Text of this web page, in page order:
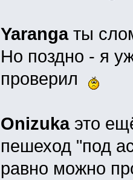
Yarangaты
Но поздно - я
проверил
Onizukaэто
пешеход "под
равно можно